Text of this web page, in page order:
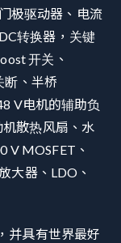
极驱动器、电流
转换器，关键
开关、
断、半桥
V电机的辅助负
散热风扇、水
V MOSFET、
大器、LDO、
并具有世界最好